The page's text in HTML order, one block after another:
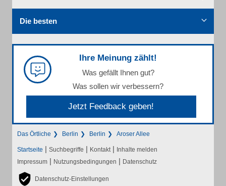
Die besten
Ihre Meinung zählt!
Was gefällt Ihnen gut?
Was sollen wir verbessern?
Jetzt Feedback geben!
Das Örtliche Berlin Berlin Aroser Allee
Startseite | Suchbegriffe | Kontakt | Inhalte melden
Impressum | Nutzungsbedingungen | Datenschutz
Datenschutz-Einstellungen